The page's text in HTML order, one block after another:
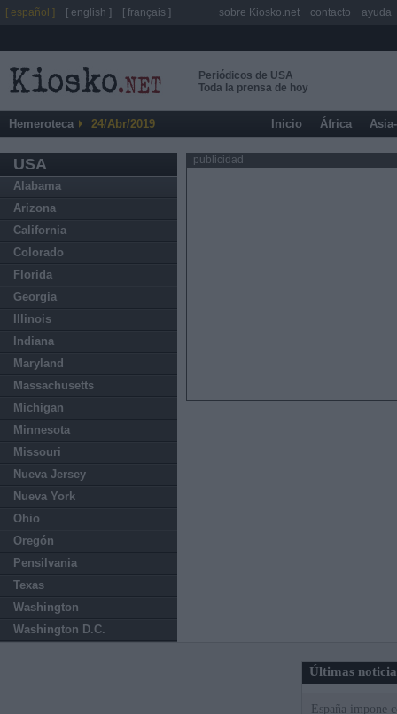
Periódicos de USA
Toda la prensa de hoy
Hemeroteca 24/Abr/2019 Inicio África
USA
Alabama
Arizona
California
Colorado
Florida
Georgia
Illinois
Indiana
Maryland
Massachusetts
Michigan
Minnesota
Missouri
Nueva Jersey
Nueva York
Ohio
Oregón
Pensilvania
Texas
Washington
Washington D.C.
publicidad
Últimas
España impone
[ español ] [ english ] [ français ] sobre Kiosko.net contacto ayuda